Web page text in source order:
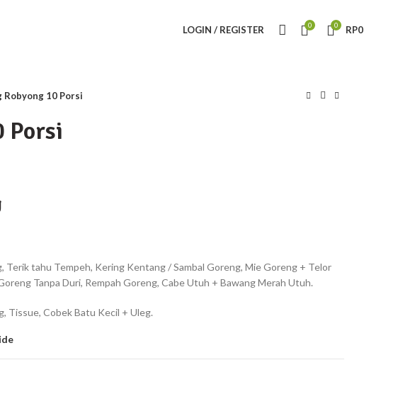
LOGIN / REGISTER 0 0 RP0
Robyong 10 Porsi
Porsi
Terik tahu Tempeh, Kering Kentang / Sambal Goreng, Mie Goreng + Telor
Tanpa Duri, Rempah Goreng, Cabe Utuh + Bawang Merah Utuh.
Tissue, Cobek Batu Kecil + Uleg.